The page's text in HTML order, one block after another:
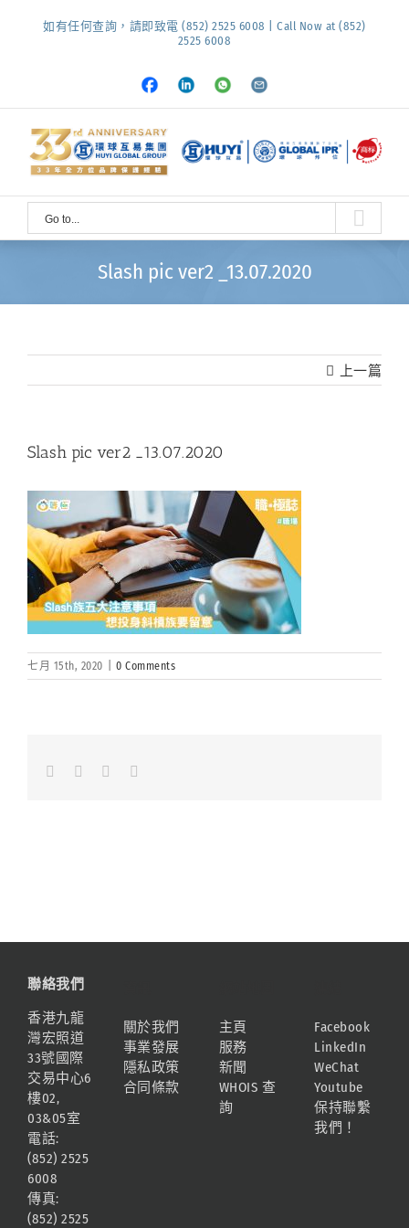
如有任何查詢，請即致電 (852) 2525 6008 | Call Now at (852)
2525 6008
Facebook
LinkedInWhatsapp
Email
Go to...
Slash pic ver2 _13.07.2020
上一篇
Slash pic ver2 _13.07.2020
七月 15th, 2020 0 Comments
FacebookLinkedInWhatsapp
聯絡我們
香港九龍
灣宏照道
33號國際
交易中心6
樓02,
03&05室
電話:
(852) 2525
6008
傳真:
(852) 2525
關於我們
事業發展
隱私政策
合同條款
主頁
服務
新聞
WHOIS 查
詢
Facebook
LinkedIn
WeChat
Youtube
保持聯繫
我們！